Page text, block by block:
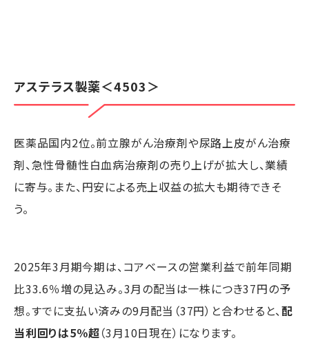
アステラス製薬＜4503＞
医薬品国内2位。前立腺がん治療剤や尿路上皮がん治療
剤、急性骨髄性白血病治療剤の売り上げが拡大し、業績
に寄与。また、円安による売上収益の拡大も期待できそ
う。
2025年3月期今期は、コアベースの営業利益で前年同期
比33.6％増の見込み。3月の配当は一株につき37円の予
想。すでに支払い済みの9月配当（37円）と合わせると、配
当利回りは5％超（3月10日現在）になります。